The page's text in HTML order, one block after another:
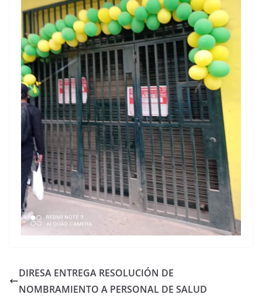
DIRESA ENTREGA RESOLUCIÓN DE
NOMBRAMIENTO A PERSONAL DE SALUD